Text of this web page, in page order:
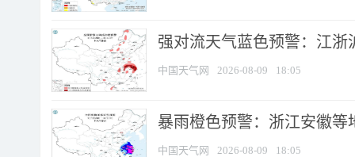
强对流天气蓝色预警：江浙
中国天气网 2026-08-09 18:05
暴雨橙色预警：浙江安徽等
中国天气网 2026-08-09 18:05